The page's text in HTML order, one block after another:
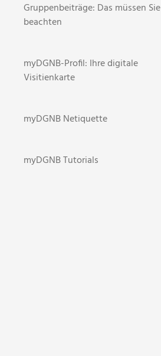
Gruppenbeiträge: Das müssen Sie
beachten
myDGNB-Profil: Ihre digitale
Visitienkarte
myDGNB Netiquette
myDGNB Tutorials